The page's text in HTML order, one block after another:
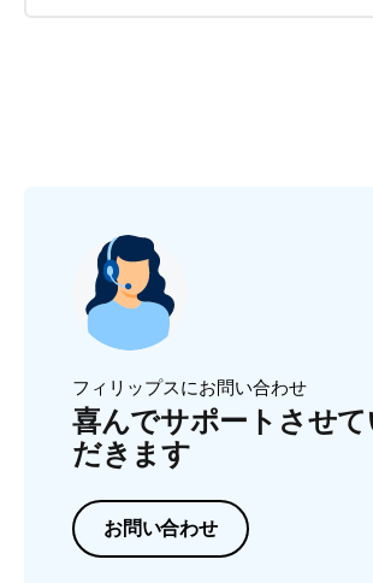
フィリップスにお問い合わせ
喜んでサポートさせて
だきます
お問い合わせ